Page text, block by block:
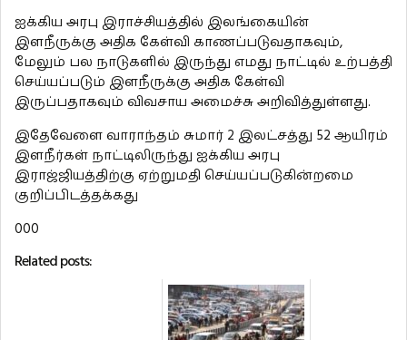
ஐக்கிய அரபு இராச்சியத்தில் இலங்கையின்
இளநீருக்கு அதிக கேள்வி காணப்படுவதாகவும்,
மேலும் பல நாடுகளில் இருந்து எமது நாட்டில் உற்பத்தி
செய்யப்படும் இளநீருக்கு அதிக கேள்வி
இருப்பதாகவும் விவசாய அமைச்சு அறிவித்துள்ளது.
இதேவேளை வாராந்தம் சுமார் 2 இலட்சத்து 52 ஆயிரம்
இளநீர்கள் நாட்டிலிருந்து ஐக்கிய அரபு
இராஜ்ஜியத்திற்கு ஏற்றுமதி செய்யப்படுகின்றமை
குறிப்பிடத்தக்கது
000
Related posts: